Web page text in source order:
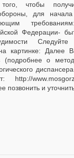
для
Федерации-
картинке: Далее
(подробнее о
и